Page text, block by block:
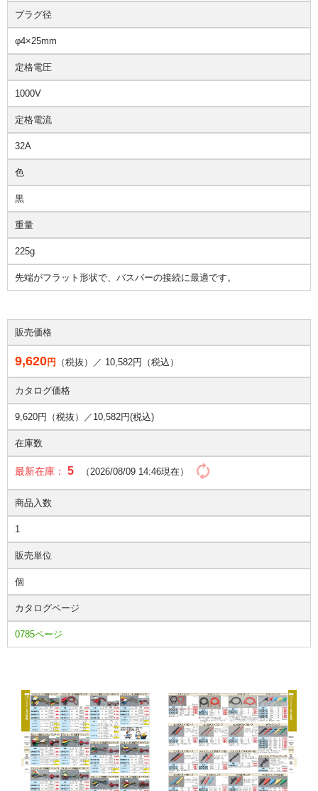
プラグ径
φ4×25mm
定格電圧
1000V
定格電流
32A
色
黒
重量
225g
先端がフラット形状で、バスバーの接続に最適です。
販売価格
9,620円 （税抜）／ 10,582円（税込）
カタログ価格
9,620円（税抜）／ 10,582円(税込)
在庫数
最新在庫： 5 （2026/08/09 14:46現在）
商品入数
1
販売単位
個
カタログページ
0785ページ